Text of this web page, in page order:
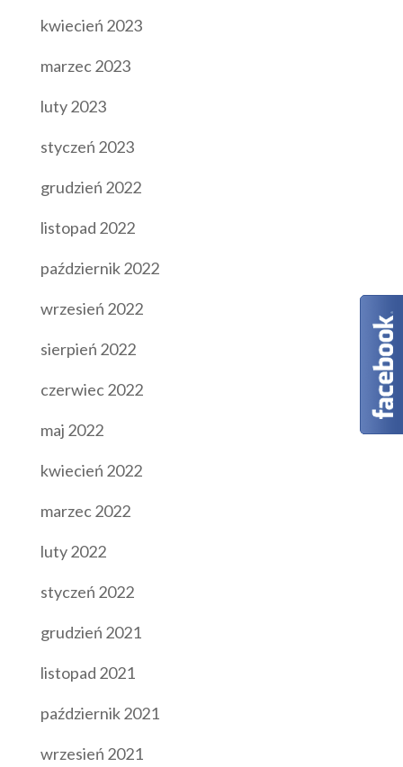
kwiecień 2023
marzec 2023
luty 2023
styczeń 2023
grudzień 2022
listopad 2022
październik 2022
wrzesień 2022
sierpień 2022
czerwiec 2022
maj 2022
kwiecień 2022
marzec 2022
luty 2022
styczeń 2022
grudzień 2021
listopad 2021
październik 2021
wrzesień 2021